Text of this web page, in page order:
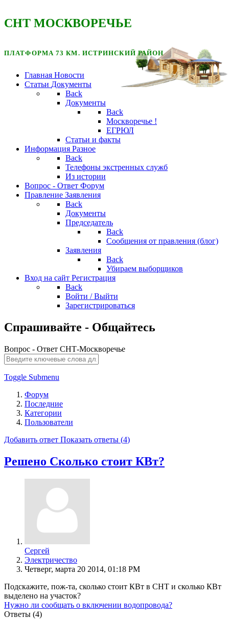
CНТ МОСКВОРЕЧЬЕ
ПЛАТФОРМА 73 КМ. ИСТРИНСКИЙ РАЙОН
Главная Новости
Статьи Документы
Back
Документы
Back
Москворечье !
ЕГРЮЛ
Статьи и факты
Информация Разное
Back
Телефоны экстренных служб
Из истории
Вопрос - Ответ Форум
Правление Заявления
Back
Документы
Председатель
Back
Сообщения от правления (блог)
Заявления
Back
Убираем выборщиков
Вход на сайт Регистрация
Back
Войти / Выйти
Зарегистрироваться
Спрашивайте - Общайтесь
Вопрос - Ответ СНТ-Москворечье
Toggle Submenu
Форум
Последние
Категории
Пользователи
Добавить ответ Показать ответы (4)
Решено Сколько стоит КВт?
Сергей
Электричество
Четверг, марта 20 2014, 01:18 PM
Подскажите, пож-та, сколько стоит КВт в СНТ и сколько КВт
выделено на участок?
Нужно ли сообщать о включении водопровода?
Ответы (4)